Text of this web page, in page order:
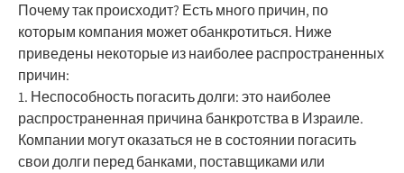
Почему так происходит? Есть много причин, по
которым компания может обанкротиться. Ниже
приведены некоторые из наиболее распространенных
причин:
1. Неспособность погасить долги: это наиболее
распространенная причина банкротства в Израиле.
Компании могут оказаться не в состоянии погасить
свои долги перед банками, поставщиками или